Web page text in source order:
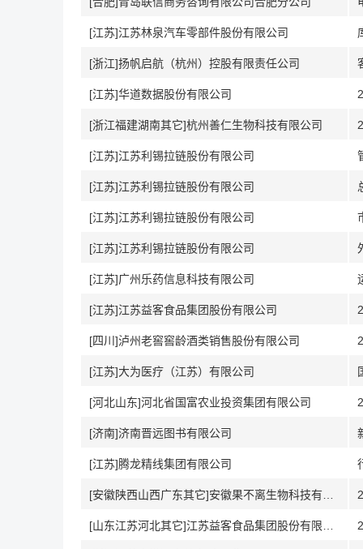
[江苏]江苏林泉汽车零部件股份有限公司
[浙江]扬帆启航（杭州）控股有限责任公司
[江苏]华道数据股份有限公司
[浙江福建湖南其它]杭州善仁生物科技有限公司
[江苏]江苏利锡拉链股份有限公司
[江苏]江苏利锡拉链股份有限公司
[江苏]江苏利锡拉链股份有限公司
[江苏]江苏利锡拉链股份有限公司
[江苏]广州乐药信息科技有限公司
[江苏]江苏益客食品集团股份有限公司
[四川]泸州老窖窖龄酒类销售股份有限公司
[江苏]大为医疗（江苏）有限公司
[河北山东]河北省国富农业投资集团有限公司
[济南]济南晋远图书有限公司
[江苏]腾龙精线集团有限公司